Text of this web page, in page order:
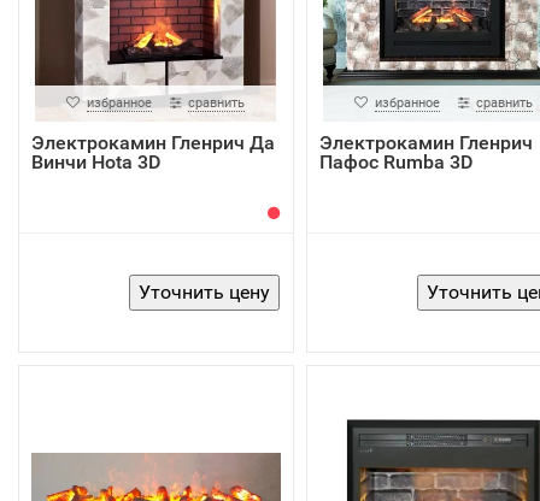
избранное сравнить
Электрокамин Гленрич Да
Винчи Hota 3D
избранное сравнить
Электрокамин Гленрич
Пафос Rumba 3D